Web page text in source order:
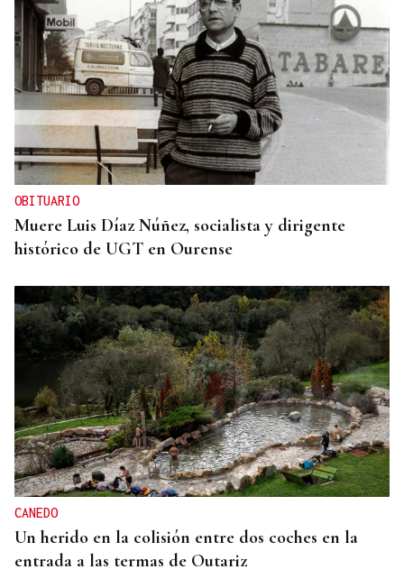
OBITUARIO
Muere Luis Díaz Núñez, socialista y dirigente
histórico de UGT en Ourense
CANEDO
Un herido en la colisión entre dos coches en la
entrada a las termas de Outariz